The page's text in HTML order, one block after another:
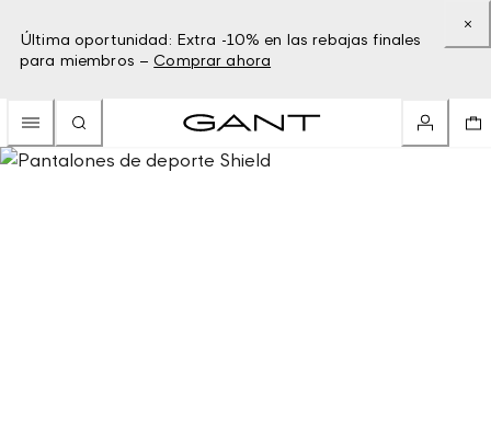
Última oportunidad: Extra -10% en las rebajas finales
para miembros – Comprar ahora